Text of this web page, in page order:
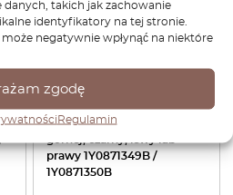
takich jak zachowanie
identyfikatory na tej stronie.
negatywnie wpłynąć na niektóre
zgodę
Regulamin
Zestaw naprawczy VW New
Beetle Cabrio Element
obrotowy do miękkiej klapy
prawy 1Y0871349B /
1Y0871350B